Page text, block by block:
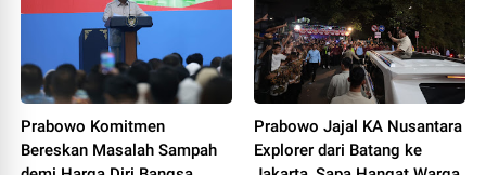
Prabowo Komitmen
Bereskan Masalah Sampah
Prabowo Jajal KA Nusantara
Explorer dari Batang ke